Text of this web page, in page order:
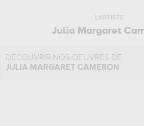
L'ARTISTE
Julia Margaret
DÉCOUVRIR NOS OEUVRES DE
JULIA MARGARET CAMERON